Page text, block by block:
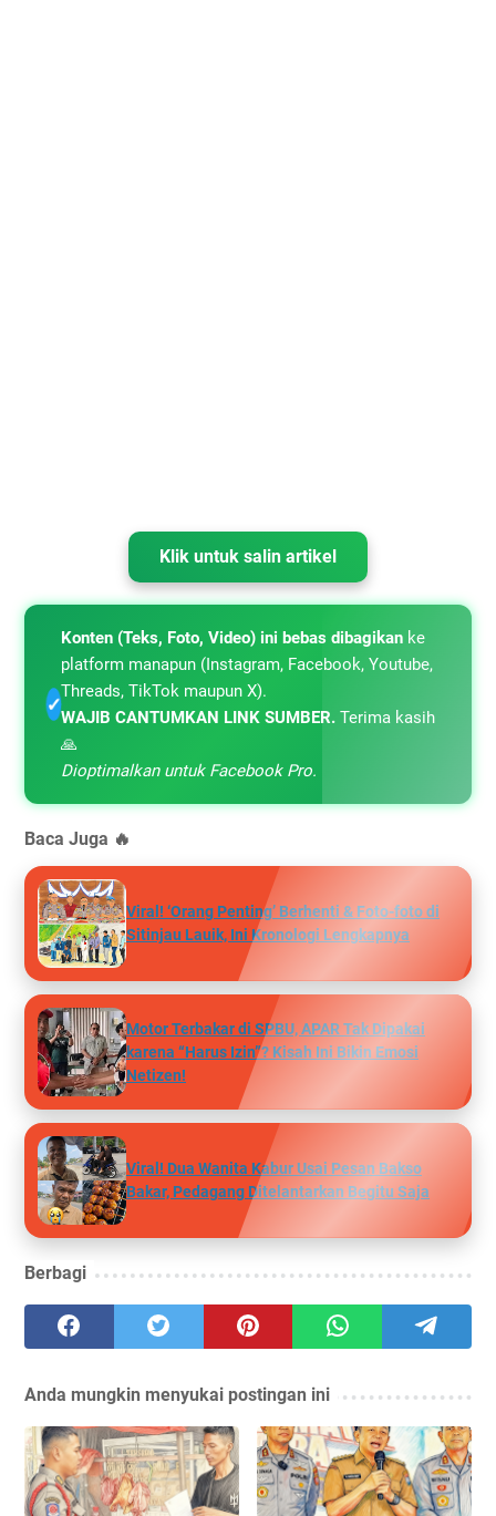
Klik untuk salin artikel
✓
Konten (Teks, Foto, Video) ini bebas dibagikan ke
platform manapun (Instagram, Facebook, Youtube,
Threads, TikTok maupun X).
WAJIB CANTUMKAN LINK SUMBER. Terima kasih
🙏
Dioptimalkan untuk Facebook Pro.
Baca Juga 🔥
Viral! ‘Orang Penting’ Berhenti & Foto-foto di
Sitinjau Lauik, Ini Kronologi Lengkapnya
Motor Terbakar di SPBU, APAR Tak Dipakai
karena “Harus Izin”? Kisah Ini Bikin Emosi
Netizen!
Viral! Dua Wanita Kabur Usai Pesan Bakso
Bakar, Pedagang Ditelantarkan Begitu Saja
Berbagi
Anda mungkin menyukai postingan ini